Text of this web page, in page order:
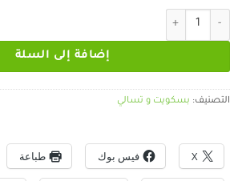
كمية رومبا
إضافة إلى السلة
التصنيف: بسكويت و تسالي
X فيس بوك طباعة